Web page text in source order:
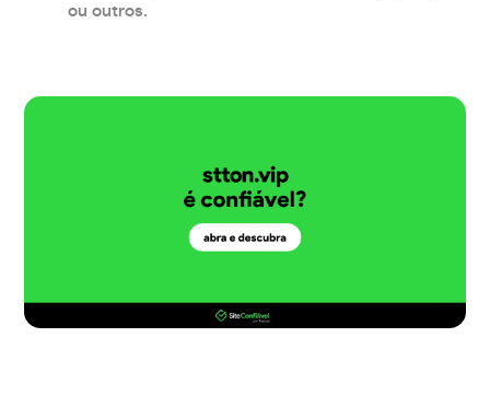
ou outros.